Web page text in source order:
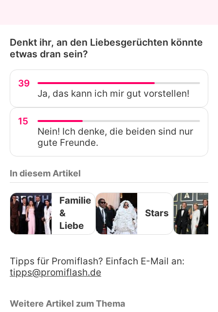
Denkt ihr, an den Liebesgerüchten könnte
etwas dran sein?
39
Ja, das kann ich mir gut vorstellen!
15
Nein! Ich denke, die beiden sind nur
gute Freunde.
In diesem Artikel
Familie
&
Liebe
Stars
Tipps für Promiflash? Einfach E-Mail an:
tipps@promiflash.de
Weitere Artikel zum Thema